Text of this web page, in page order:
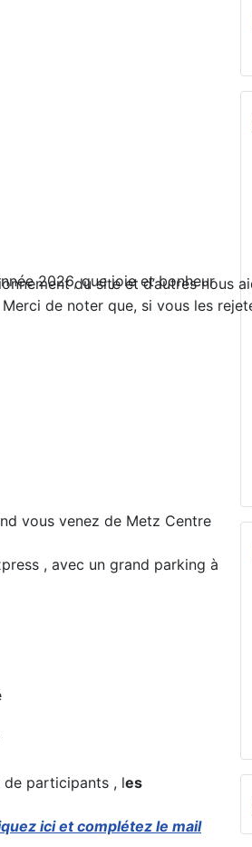
2026, que joie et bonheur
vous venez de Metz Centre
, avec un grand parking à
de participants , les
ici et complétez le mail
du site et d’autres nous
de noter que, si vous les